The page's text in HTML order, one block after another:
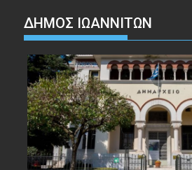
ΔΗΜΟΣ ΙΩΑΝΝΙΤΩΝ